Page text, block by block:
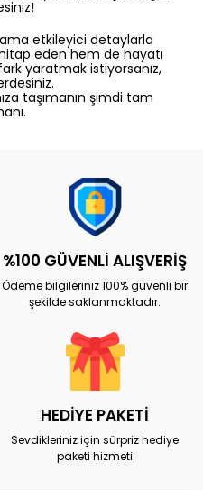
ama etkileyici detaylarla
eden hem de hayatı
yaratmak istiyorsanız,
taşımanın şimdi tam
%100 GÜVENLİ ALIŞVERİŞ
Ödeme bilgileriniz 100% güvenli bir
şekilde saklanmaktadır.
HEDİYE PAKETİ
Sevdikleriniz için sürpriz hediye
paketi hizmeti